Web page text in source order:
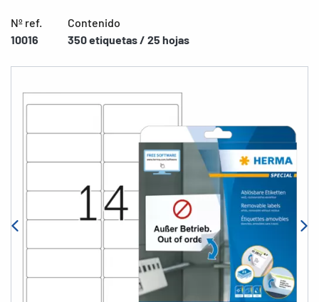
Nº ref.
10016
Contenido
350 etiquetas / 25 hojas